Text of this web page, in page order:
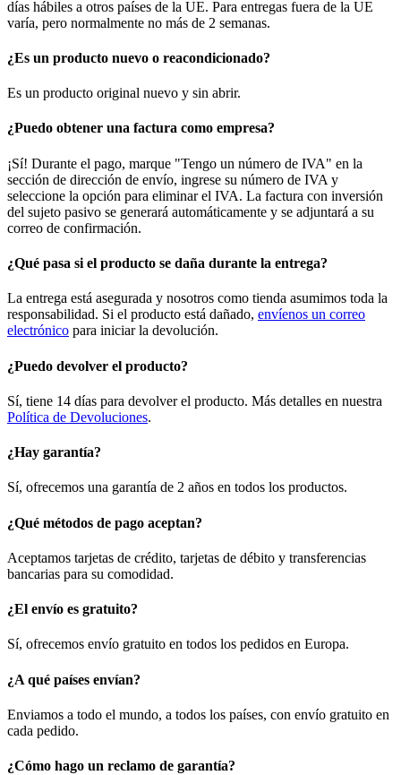
días hábiles a otros países de la UE. Para entregas fuera de la UE
varía, pero normalmente no más de 2 semanas.
¿Es un producto nuevo o reacondicionado?
Es un producto original nuevo y sin abrir.
¿Puedo obtener una factura como empresa?
¡Sí! Durante el pago, marque "Tengo un número de IVA" en la
sección de dirección de envío, ingrese su número de IVA y
seleccione la opción para eliminar el IVA. La factura con inversión
del sujeto pasivo se generará automáticamente y se adjuntará a su
correo de confirmación.
¿Qué pasa si el producto se daña durante la entrega?
La entrega está asegurada y nosotros como tienda asumimos toda la
responsabilidad. Si el producto está dañado, envíenos un correo
electrónico para iniciar la devolución.
¿Puedo devolver el producto?
Sí, tiene 14 días para devolver el producto. Más detalles en nuestra
Política de Devoluciones.
¿Hay garantía?
Sí, ofrecemos una garantía de 2 años en todos los productos.
¿Qué métodos de pago aceptan?
Aceptamos tarjetas de crédito, tarjetas de débito y transferencias
bancarias para su comodidad.
¿El envío es gratuito?
Sí, ofrecemos envío gratuito en todos los pedidos en Europa.
¿A qué países envían?
Enviamos a todo el mundo, a todos los países, con envío gratuito en
cada pedido.
¿Cómo hago un reclamo de garantía?